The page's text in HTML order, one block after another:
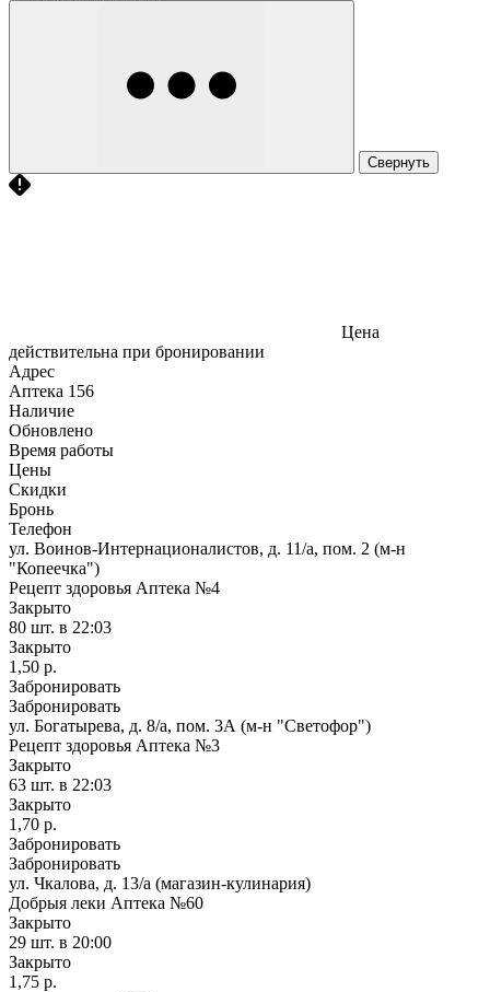
Свернуть
Цена
действительна при бронировании
Адрес
Аптека 156
Наличие
Обновлено
Время работы
Цены
Скидки
Бронь
Телефон
ул. Воинов-Интернационалистов, д. 11/а, пом. 2 (м-н
"Копеечка")
Рецепт здоровья Аптека №4
Закрыто
80 шт. в 22:03
Закрыто
1,50 р.
Забронировать
Забронировать
ул. Богатырева, д. 8/а, пом. 3А (м-н "Светофор")
Рецепт здоровья Аптека №3
Закрыто
63 шт. в 22:03
Закрыто
1,70 р.
Забронировать
Забронировать
ул. Чкалова, д. 13/а (магазин-кулинария)
Добрыя леки Аптека №60
Закрыто
29 шт. в 20:00
Закрыто
1,75 р.